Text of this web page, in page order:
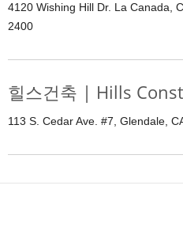
4120 Wishing Hill Dr. La Canada,
2400
힐스건축 | Hills
113 S. Cedar Ave. #7, Glendale,